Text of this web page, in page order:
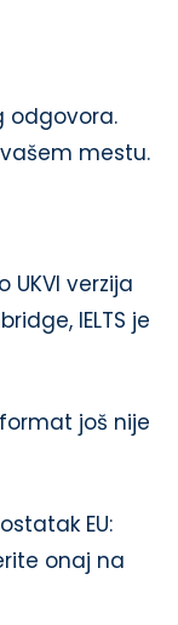
odgovora.
mestu.
UKVI verzija
IELTS je
format još nije
EU:
onaj na